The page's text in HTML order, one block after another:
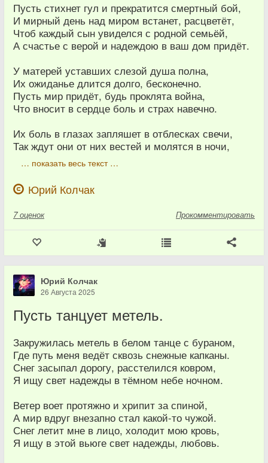
Пусть стихнет гул и прекратится смертный бой,
И мирный день над миром встанет, расцветёт,
Чтоб каждый сын увиделся с родной семьёй,
А счастье с верой и надеждою в ваш дом придёт.
У матерей уставших слезой душа полна,
Их ожиданье длится долго, бесконечно.
Пусть мир придёт, будь проклята война,
Что вносит в сердце боль и страх навечно.
Их боль в глазах запляшет в отблесках свечи,
Так ждут они от них вестей и молятся в ночи,
… показать весь текст …
Юрий Колчак
7 оценок Прокомментировать
Юрий Колчак
26 Августа 2025
Пусть танцует метель.
Закружилась метель в белом танце с бураном,
Где путь меня ведёт сквозь снежные капканы.
Снег засыпал дорогу, расстелился ковром,
Я ищу свет надежды в тёмном небе ночном.
Ветер воет протяжно и хрипит за спиной,
А мир вдруг внезапно стал какой-то чужой.
Снег летит мне в лицо, холодит мою кровь,
Я ищу в этой вьюге свет надежды, любовь.